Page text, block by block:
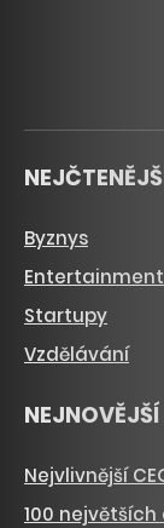
Byznys
Entertainment
Startupy
Vzdělávání
Nejvlivnější
100 největších